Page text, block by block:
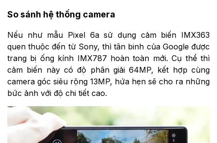
So sánh hệ thống camera
Nếu như mẫu Pixel 6a sử dụng cảm biến IMX363
quen thuộc đến từ Sony, thì tân binh của Google được
trang bị ống kính IMX787 hoàn toàn mới. Cụ thể thì
cảm biến này có độ phân giải 64MP, kết hợp cùng
camera góc siêu rộng 13MP, hứa hẹn sẽ cho ra những
bức ảnh với độ chi tiết cao.